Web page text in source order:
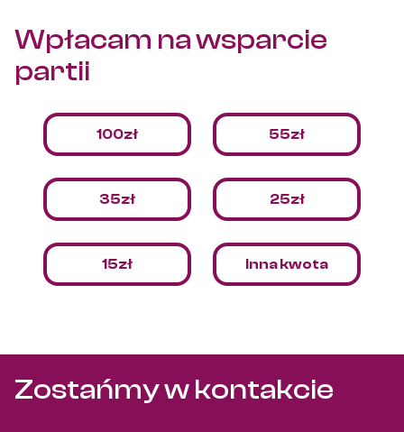
Wpłacam nawsparcie
partii
100zł 55zł
35zł 25zł
15zł Inna kwota
Zostańmy w kontakcie